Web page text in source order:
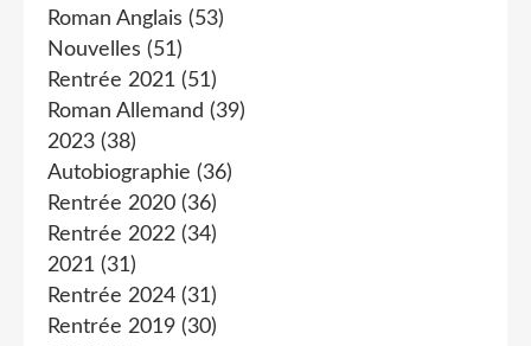
Roman Anglais (53)
Nouvelles (51)
Rentrée 2021 (51)
Roman Allemand (39)
2023 (38)
Autobiographie (36)
Rentrée 2020 (36)
Rentrée 2022 (34)
2021 (31)
Rentrée 2024 (31)
Rentrée 2019 (30)